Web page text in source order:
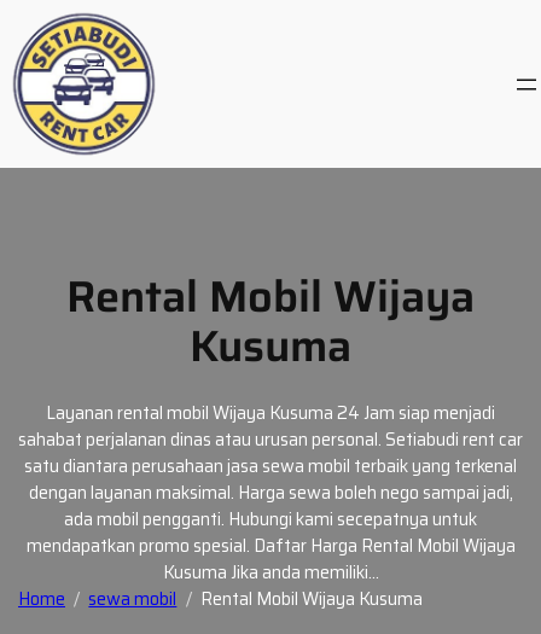
content
Rental Mobil Wijaya
Kusuma
Layanan rental mobil Wijaya Kusuma 24 Jam siap menjadi
sahabat perjalanan dinas atau urusan personal. Setiabudi rent car
satu diantara perusahaan jasa sewa mobil terbaik yang terkenal
dengan layanan maksimal. Harga sewa boleh nego sampai jadi,
ada mobil pengganti. Hubungi kami secepatnya untuk
mendapatkan promo spesial. Daftar Harga Rental Mobil Wijaya
Kusuma Jika anda memiliki…
Home
sewa mobil Rental Mobil Wijaya Kusuma